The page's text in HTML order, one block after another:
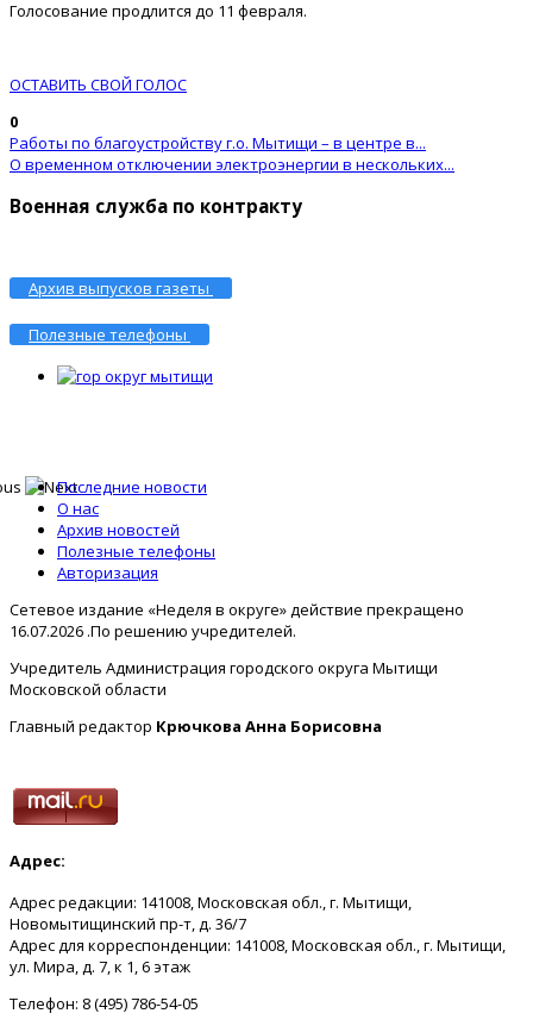
Голосование продлится до 11 февраля.
ОСТАВИТЬ СВОЙ ГОЛОС
0
Работы по благоустройству г.о. Мытищи – в центре в...
О временном отключении электроэнергии в нескольких...
Военная служба по контракту
Архив выпусков газеты
Полезные телефоны
Последние новости
О нас
Архив новостей
Полезные телефоны
Авторизация
Сетевое издание «Неделя в округе» действие прекращено
16.07.2026 .По решению учредителей.
Учредитель Администрация городского округа Мытищи
Московской области
Главный редактор Крючкова Анна Борисовна
Адрес:
Адрес редакции: 141008, Московская обл., г. Мытищи,
Новомытищинский пр-т, д. 36/7
Адрес для корреспонденции: 141008, Московская обл., г. Мытищи,
ул. Мира, д. 7, к 1, 6 этаж
Телефон: 8 (495) 786-54-05